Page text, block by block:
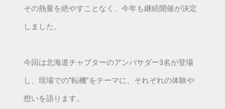
その熱量を絶やすことなく、今年も継続開催が決定
しました。
今回は北海道チャプターのアンバサダー3名が登場
し、現場での“転機”をテーマに、それぞれの体験や
想いを語ります。